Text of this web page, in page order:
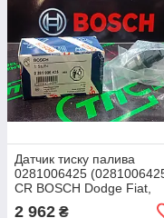
Датчик тиску палива
0281006425
СR BOSCH Dodge Fiat,
2 962 ₴